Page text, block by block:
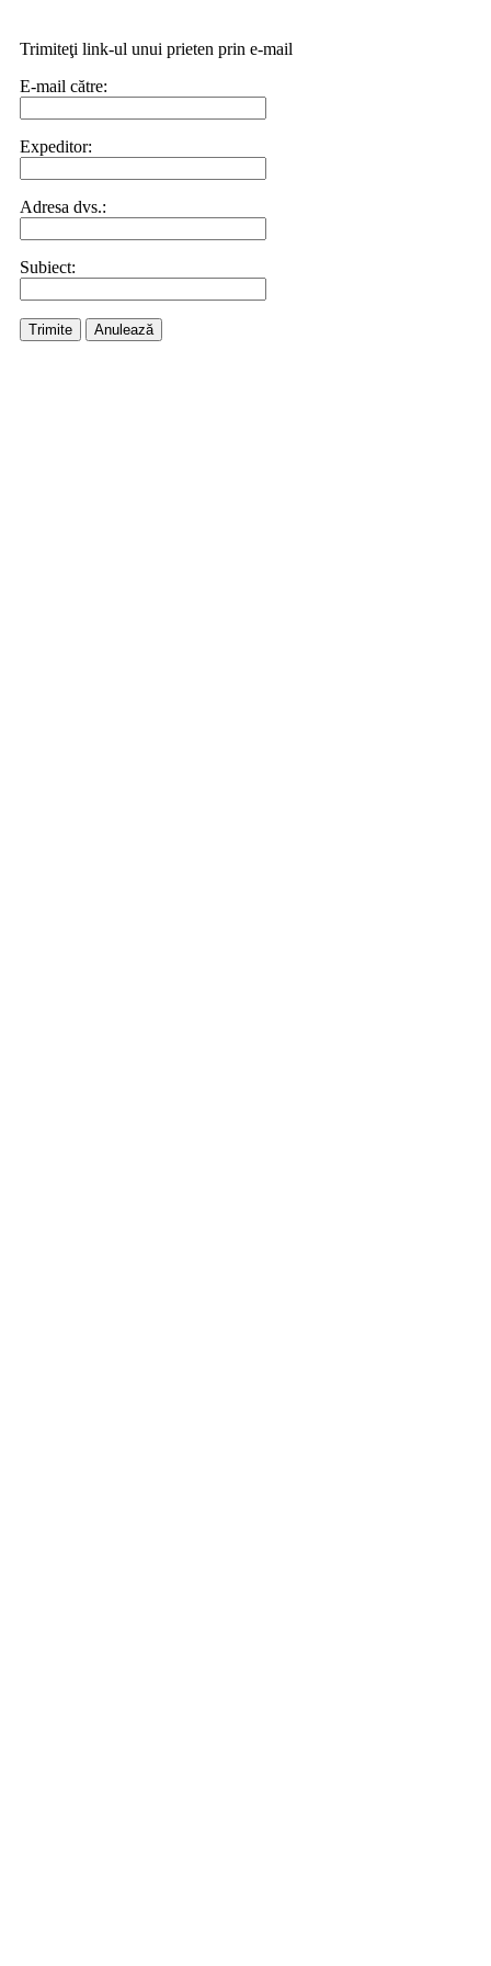
Trimiteţi link-ul unui prieten prin e-mail
E-mail către:
Expeditor:
Adresa dvs.:
Subiect:
Trimite Anulează